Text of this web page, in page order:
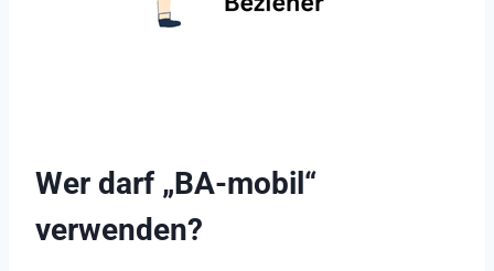
Wer darf „BA-mobil“
verwenden?